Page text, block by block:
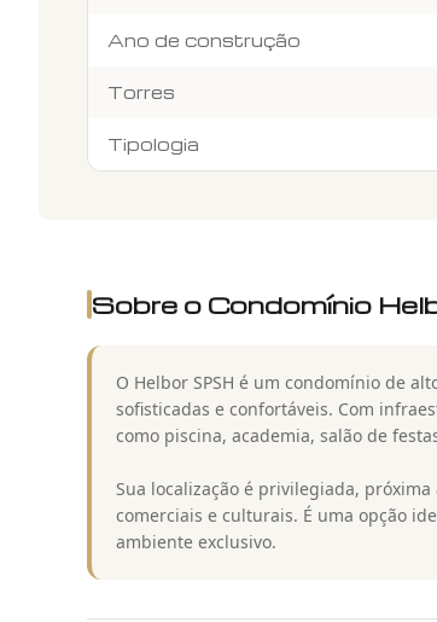
Ano de construção
Torres
Tipologia
Sobre o Condomínio
O Helbor SPSH é um condomínio de
sofisticadas e confortáveis. Com
como piscina, academia, salão de
Sua localização é privilegiada,
comerciais e culturais. É uma opção
ambiente exclusivo.